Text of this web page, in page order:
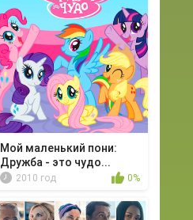
Мой маленький пони:
Дружба - это чудо...
2010 год 0%